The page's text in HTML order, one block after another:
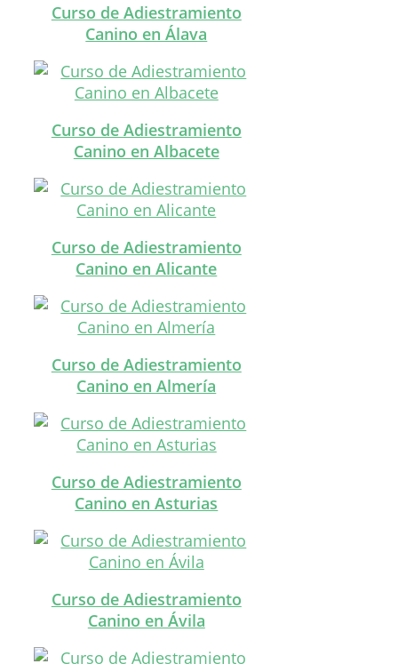
Curso de Adiestramiento
Canino en Álava
Curso de Adiestramiento
Canino en Albacete
Curso de Adiestramiento
Canino en Alicante
Curso de Adiestramiento
Canino en Almería
Curso de Adiestramiento
Canino en Asturias
Curso de Adiestramiento
Canino en Ávila